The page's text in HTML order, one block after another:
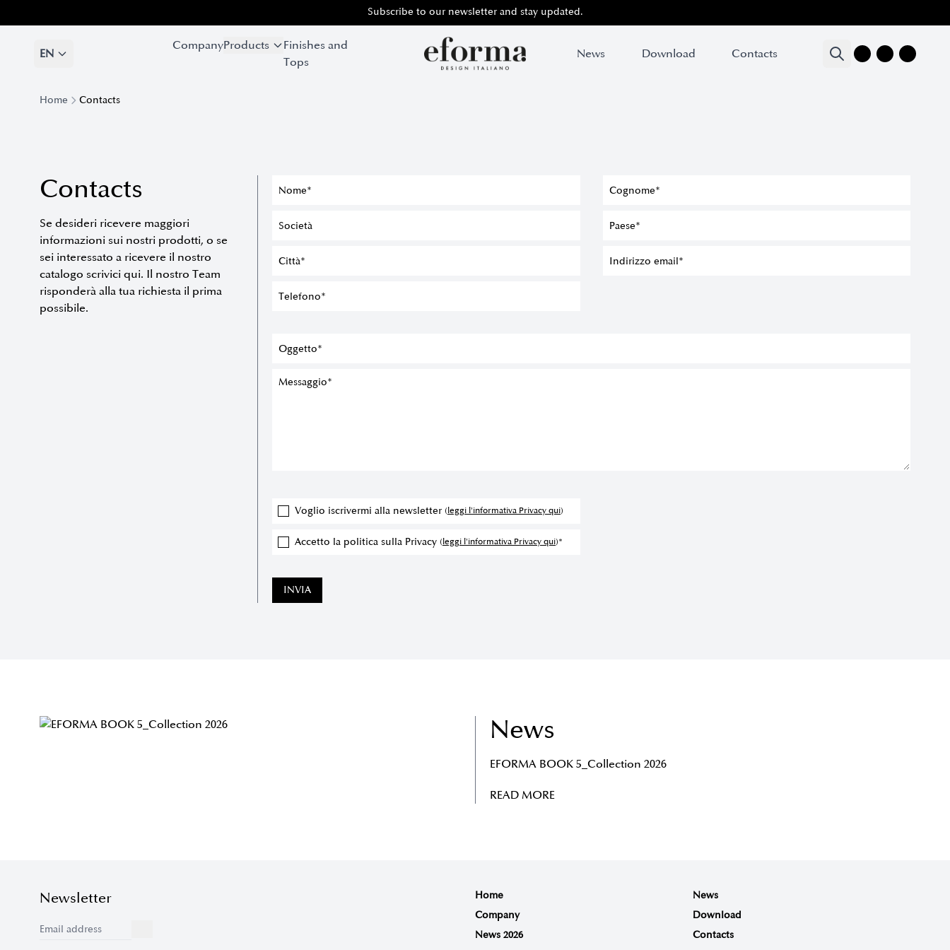
Subscribe to our newsletter and stay updated.
EN
CompanyProducts
Finishes and
Tops
News Download Contacts
Subscribe to our newsletter and stay updated.
EN
CompanyProducts
Finishes and
Tops
News Download Contacts
Home Contacts
Contacts
Se desideri ricevere maggiori
informazioni sui nostri prodotti, o se
sei interessato a ricevere il nostro
catalogo scrivici qui. Il nostro Team
risponderà alla tua richiesta il prima
possibile.
Voglio iscrivermi alla newsletter (leggi l'informativa Privacy qui)
Accetto la politica sulla Privacy (leggi l'informativa Privacy qui)*
INVIA
News
EFORMA BOOK 5_Collection 2026
READ MORE
Newsletter
Home
Company
News 2026
News
Download
Contacts